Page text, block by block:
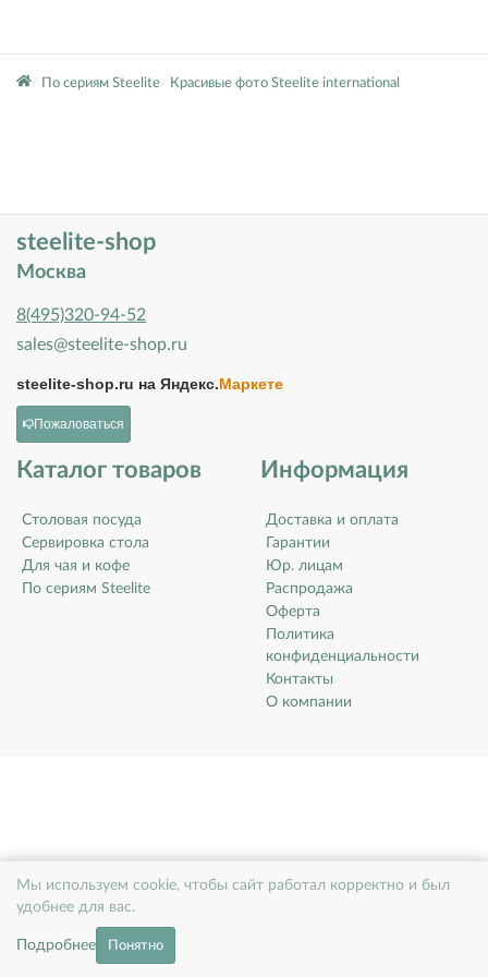
Мы используем cookie, чтобы сайт работал корректно и был
удобнее для вас.
Подробнее Понятно
По сериям Steelite Красивые фото Steelite international
steelite-shop
Москва
8(495)320-94-52
sales@steelite-shop.ru
steelite-shop.ru на Яндекс.Маркете
Пожаловаться
Каталог товаров
Столовая посуда
Сервировка стола
Для чая и кофе
По сериям Steelite
Информация
Доставка и оплата
Гарантии
Юр. лицам
Распродажа
Оферта
Политика
конфиденциальности
Контакты
О компании